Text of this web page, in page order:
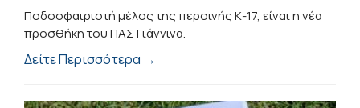
Ποδοσφαιριστή μέλος της περσινής Κ-17, είναι η νέα
προσθήκη του ΠΑΣ Γιάννινα.
Δείτε Περισσότερα →